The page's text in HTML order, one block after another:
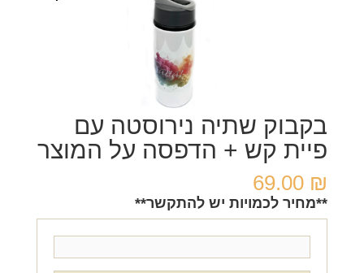
בקבוק שתיה נירוסטה עם
פיית קש + הדפסה על המוצר
69.00 ₪
**מחיר לכמויות יש להתקשר**